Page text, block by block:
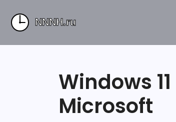
Windows
Microsoft